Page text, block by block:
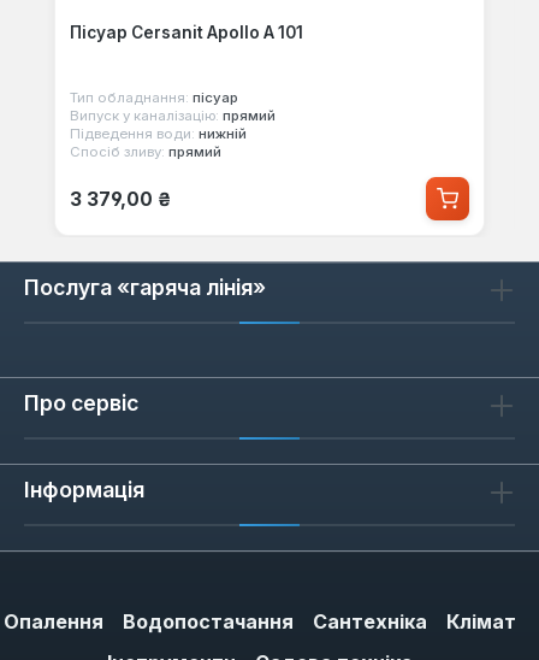
Пісуар Cersanit Apollo A 101
Тип обладнання: пісуар
Випуск у каналізацію: прямий
Підведення води: нижній
Спосіб зливу: прямий
Звичайна ціна:
3 379,00 ₴
Послуга «гаряча лінія»
Про сервіс
Інформація
Опалення Водопостачання Сантехніка
Клімат